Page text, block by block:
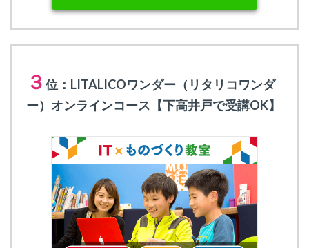
３ 位：LITALICOワンダー（リタリコワンダ
ー）オンラインコース【下高井戸で受講OK】